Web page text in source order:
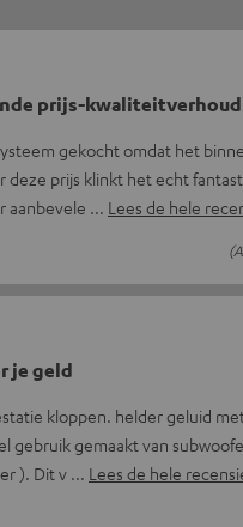
prijs-
gekocht omdat het
deze prijs klinkt het echt
aanbevele
Lees de hele
je geld
kloppen. helder geluid
gebruik gemaakt van
). Dit v
Lees de hele